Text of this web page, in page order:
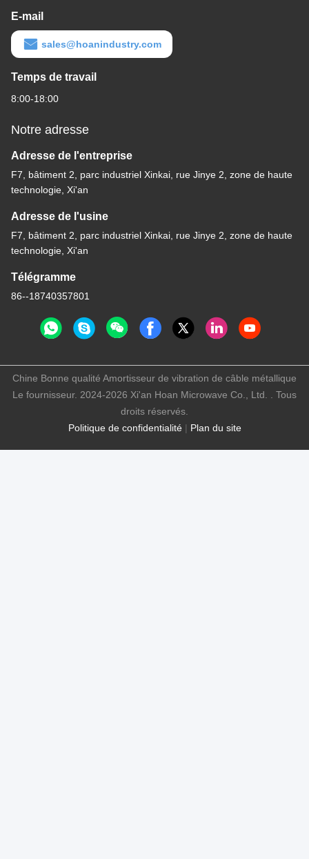
E-mail
sales@hoanindustry.com
Temps de travail
8:00-18:00
Notre adresse
Adresse de l'entreprise
F7, bâtiment 2, parc industriel Xinkai, rue Jinye 2, zone de haute
technologie, Xi'an
Adresse de l'usine
F7, bâtiment 2, parc industriel Xinkai, rue Jinye 2, zone de haute
technologie, Xi'an
Télégramme
86--18740357801
Politique de confidentialité| Plan du site
Chine Bonne qualité Amortisseur de vibration de câble métallique
Le fournisseur. 2024-2026 Xi'an Hoan Microwave Co., Ltd. . Tous
droits réservés.